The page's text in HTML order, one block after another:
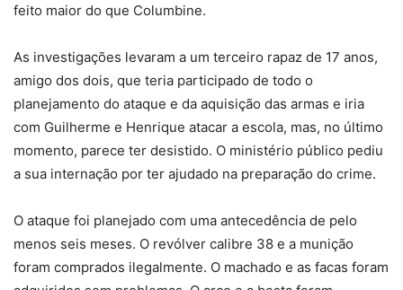
feito maior do que Columbine.
As investigações levaram a um terceiro rapaz de 17 anos,
amigo dos dois, que teria participado de todo o
planejamento do ataque e da aquisição das armas e iria
com Guilherme e Henrique atacar a escola, mas, no último
momento, parece ter desistido. O ministério público pediu
a sua internação por ter ajudado na preparação do crime.
O ataque foi planejado com uma antecedência de pelo
menos seis meses. O revólver calibre 38 e a munição
foram comprados ilegalmente. O machado e as facas foram